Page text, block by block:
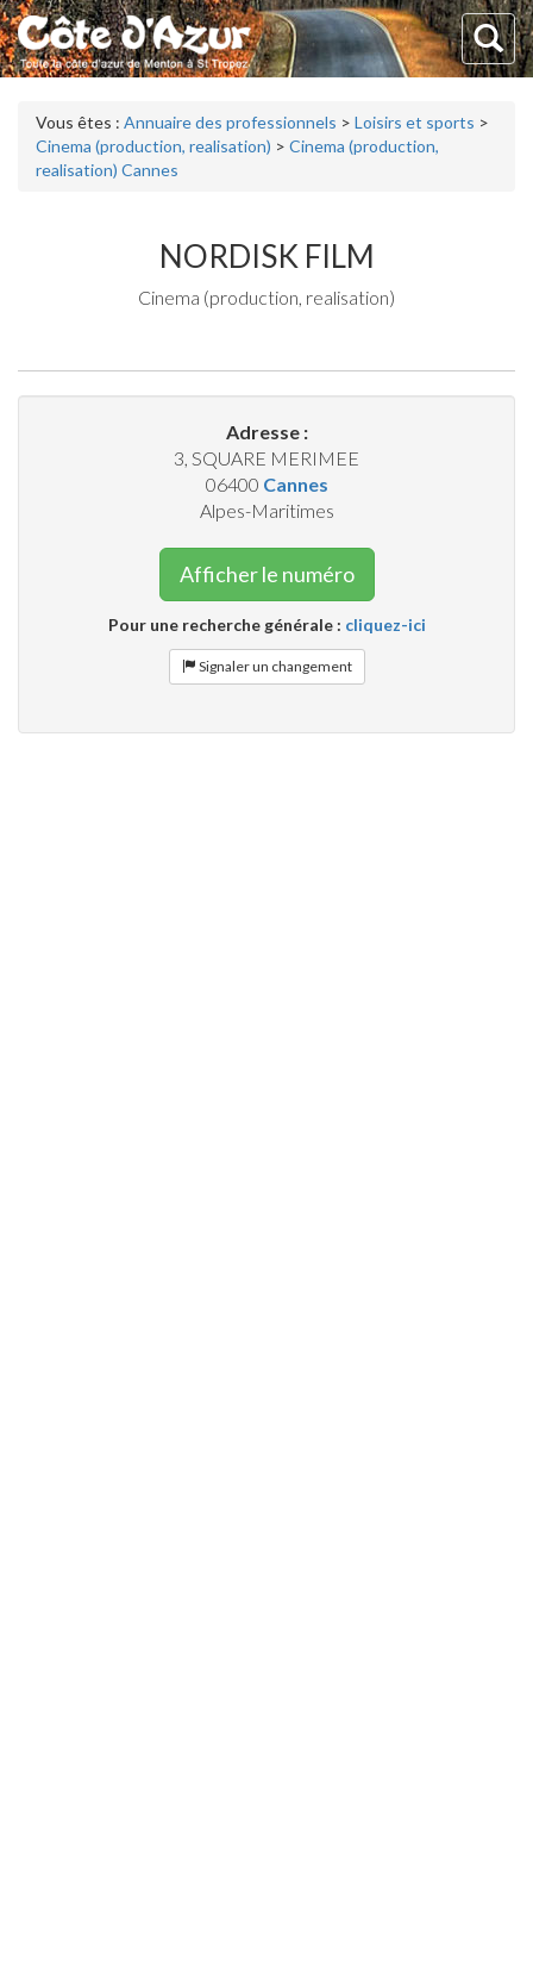
Vous êtes : Annuaire des professionnels > Loisirs et sports >
Cinema (production, realisation) > Cinema (production,
realisation) Cannes
NORDISK FILM
Cinema (production, realisation)
Adresse :
3, SQUARE MERIMEE
06400 Cannes
Alpes-Maritimes
Afficher le numéro
Pour une recherche générale : cliquez-ici
Signaler un changement